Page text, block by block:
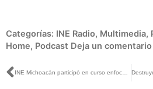
Categorías: INE Radio, Multimedia,
Home, Podcast Deja un comentario
Ant